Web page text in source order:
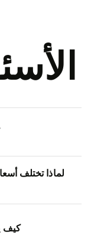
لماذا تختلف
كيف